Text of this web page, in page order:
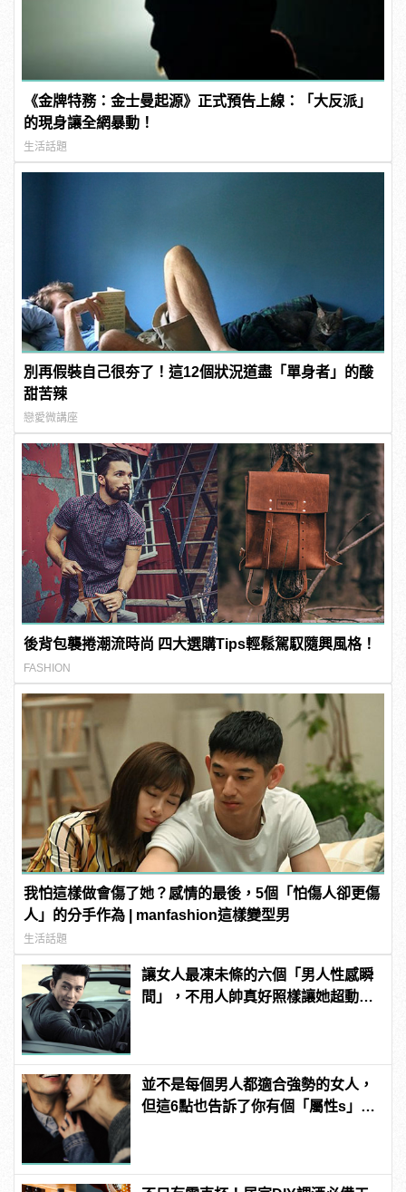
《金牌特務：金士曼起源》正式預告上線：「大反派」
的現身讓全網暴動！
生活話題
別再假裝自己很夯了！這12個狀況道盡「單身者」的酸
甜苦辣
戀愛微講座
後背包襲捲潮流時尚 四大選購Tips輕鬆駕馭隨興風格！
FASHION
我怕這樣做會傷了她？感情的最後，5個「怕傷人卻更傷
人」的分手作為 | manfashion這樣變型男
生活話題
讓女人最凍未條的六個「男人性感瞬
間」，不用人帥真好照樣讓她超動
並不是每個男人都適合強勢的女人，
但這6點也告訴了你有個「屬性s」的